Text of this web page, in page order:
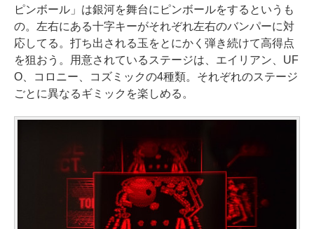
ピンボール」は銀河を舞台にピンボールをするというも
の。左右にある十字キーがそれぞれ左右のバンパーに対
応してる。打ち出される玉をとにかく弾き続けて高得点
を狙おう。用意されているステージは、エイリアン、UF
O、コロニー、コズミックの4種類。それぞれのステージ
ごとに異なるギミックを楽しめる。